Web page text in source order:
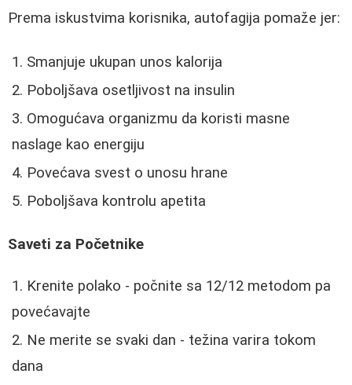
Prema iskustvima korisnika, autofagija pomaže jer:
Smanjuje ukupan unos kalorija
Poboljšava osetljivost na insulin
Omogućava organizmu da koristi masne
naslage kao energiju
Povećava svest o unosu hrane
Poboljšava kontrolu apetita
Saveti za Početnike
Krenite polako - počnite sa 12/12 metodom pa
povećavajte
Ne merite se svaki dan - težina varira tokom
dana